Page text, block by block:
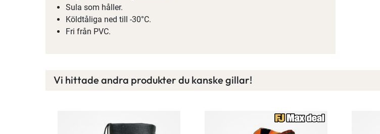
Sula som håller.
Köldtåliga ned till -30°C.
Fri från PVC.
Vi hittade andra produkter du kanske gillar!